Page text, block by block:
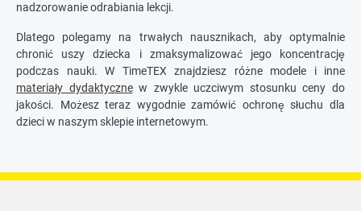
nadzorowanie odrabiania lekcji.
Dlatego polegamy na trwałych nausznikach, aby optymalnie
chronić uszy dziecka i zmaksymalizować jego koncentrację
podczas nauki. W TimeTEX znajdziesz różne modele i inne
materiały dydaktycznew zwykle uczciwym stosunku ceny do
jakości. Możesz teraz wygodnie zamówić ochronę słuchu dla
dzieci w naszym sklepie internetowym.